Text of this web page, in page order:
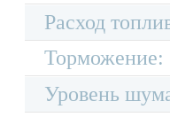
Расход
Торможение:
Уровень